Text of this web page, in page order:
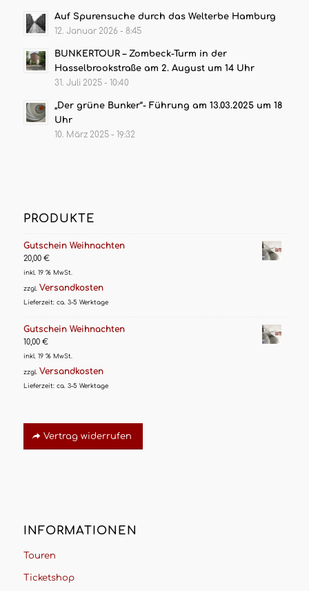
Auf Spurensuche durch das Welterbe Hamburg
12. Januar 2026 - 8:45
BUNKERTOUR – Zombeck-Turm in der
Hasselbrookstraße am 2. August um 14 Uhr
31. Juli 2025 - 10:40
„Der grüne Bunker“- Führung am 13.03.2025 um 18
Uhr
10. März 2025 - 19:32
PRODUKTE
Gutschein Weihnachten
20,00 €
inkl. 19 % MwSt.
zzgl. Versandkosten
Lieferzeit: ca. 3-5 Werktage
Gutschein Weihnachten
10,00 €
inkl. 19 % MwSt.
zzgl. Versandkosten
Lieferzeit: ca. 3-5 Werktage
Vertrag widerrufen
INFORMATIONEN
Touren
Ticketshop